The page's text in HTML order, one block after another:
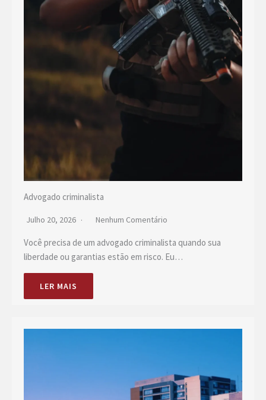
Advogado criminalista
Julho 20, 2026 Nenhum Comentário
Você precisa de um advogado criminalista quando sua
liberdade ou garantias estão em risco. Eu…
LER MAIS